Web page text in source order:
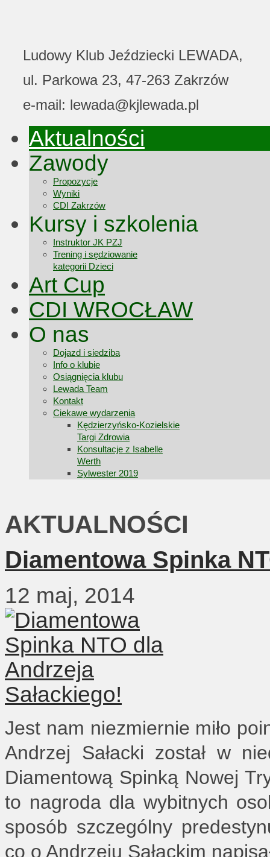
Ludowy Klub Jeździecki LEWADA,
ul. Parkowa 23, 47-263 Zakrzów
e-mail: lewada@kjlewada.pl
Aktualności
Zawody
Propozycje
Wyniki
CDI Zakrzów
Kursy i szkolenia
Instruktor JK PZJ
Trening i sędziowanie
kategorii Dzieci
Art Cup
CDI WROCŁAW
O nas
Dojazd i siedziba
Info o klubie
Osiągnięcia klubu
Lewada Team
Kontakt
Ciekawe wydarzenia
Kędzierzyńsko-Kozielskie
Targi Zdrowia
Konsultacje z Isabelle
Werth
Sylwester 2019
AKTUALNOŚCI
Diamentowa Spinka
12 maj, 2014
Jest nam niezmiernie miło
Andrzej Sałacki został w
Diamentową Spinką Nowej
to nagroda dla wybitnych
sposób szczególny
co o Andrzeju Sałackim